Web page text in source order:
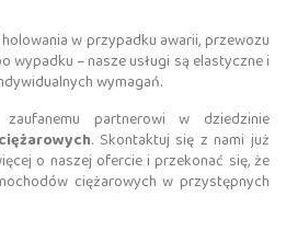
w przypadku awarii, przewozu
wypadku – nasze usługi są elastyczne i
wymagań.
partnerowi w dziedzinie
. Skontaktuj się z nami już
o naszej ofercie i przekonać się, że
ciężarowych w przystępnych